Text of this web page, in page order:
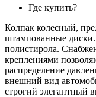
Где купить?
Колпак колесный,
штампованные
полистирола.
креплениями
распределение
внешний вид
строгий элегантный